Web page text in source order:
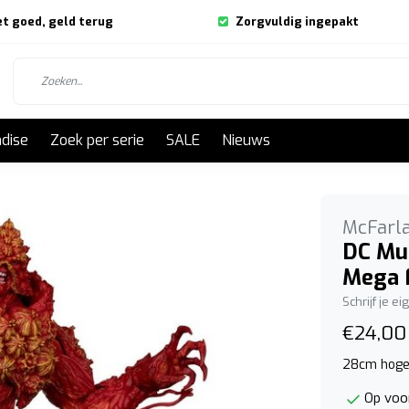
goed, geld terug Zorgvuldig ingepakt
Zoek per serie SALE Nieuws
DC
Mega
Schrijf je
€24,00
28cm
Op